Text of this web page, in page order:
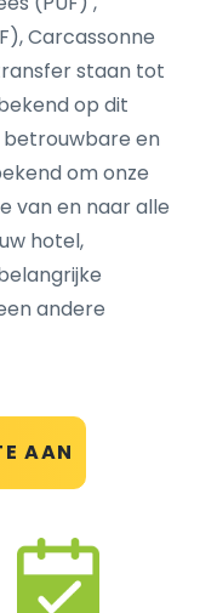
AAN
Carcassonne
staan tot
op dit
en
om onze
van en naar alle
hotel,
andere